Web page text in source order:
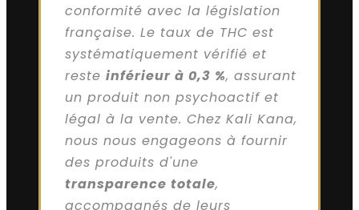
conformité avec la législation
française. Le taux de THC est
systématiquement vérifié et
reste inférieur à 0,3 %, assurant
un produit non psychoactif et
légal à la vente. Chez Kali Kana,
nous nous engageons à fournir
des produits d'une
transparence totale,
accompagnés de leurs